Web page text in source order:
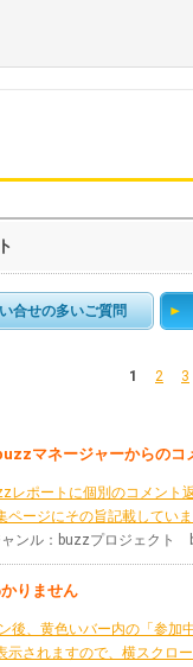
合せの多いご質問
1 2 3
マネージャーからのコ
レポートに個別のコメント
ページにその旨記載してい
ンル：buzzプロジェク
りません
後、黄色いバー内の「参
示されますので、横スクロ